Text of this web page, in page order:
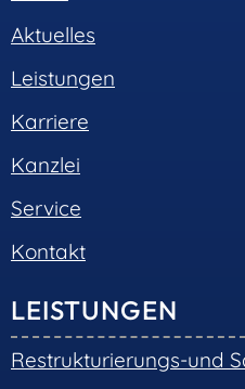
Aktuelles
Leistungen
Karriere
Kanzlei
Service
Kontakt
LEISTUNGEN
Restrukturierungs-und